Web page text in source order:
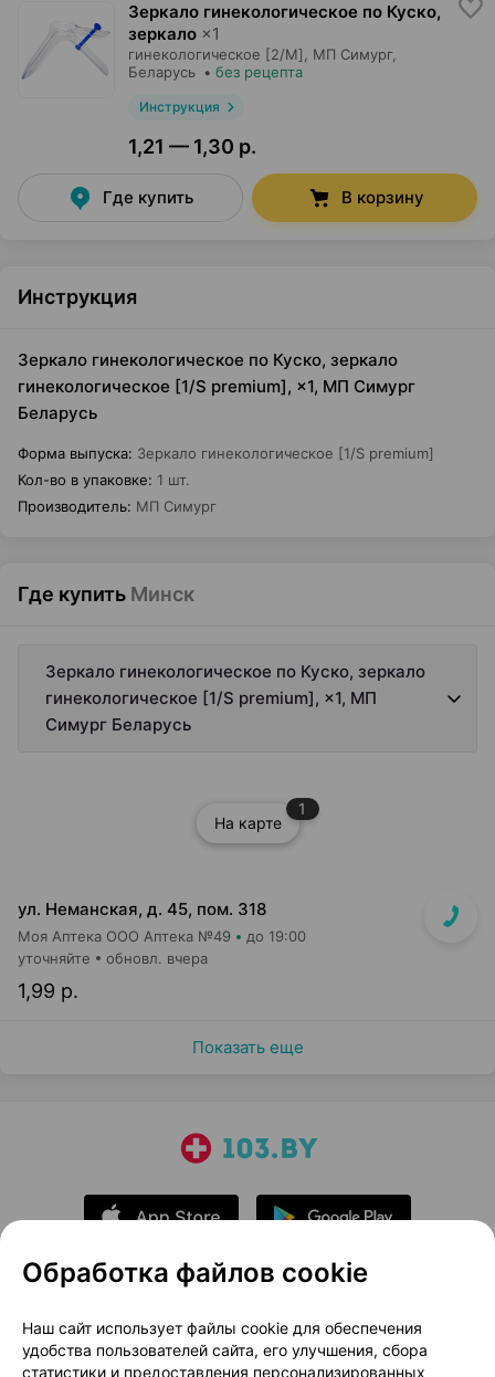
Зеркало гинекологическое по Куско,
зеркало ×1
гинекологическое [2/M], МП Симург,
Беларусь • без рецепта
Инструкция
1,21 — 1,30 р.
Где купить В корзину
Инструкция
Зеркало гинекологическое по Куско, зеркало
гинекологическое [1/S premium], ×1, МП Симург
Беларусь
Форма выпуска: Зеркало гинекологическое [1/S premium]
Кол-во в упаковке: 1 шт.
Производитель: МП Симург
Где купить Минск
Зеркало гинекологическое по Куско, зеркало
гинекологическое [1/S premium], ×1, МП
Симург Беларусь
На карте
1
ул. Неманская, д. 45, пом. 318
Моя Аптека ООО Аптека №49 до 19:00
1,99 р.
уточняйте обновл. вчера
Показать еще
О проекте
Новости проекта
Размещение рекламы
Медицинский маркетинг
Обработка файлов cookie
Наш сайт использует файлы cookie для обеспечения
удобства пользователей сайта, его улучшения, сбора
статистики и предоставления персонализированных